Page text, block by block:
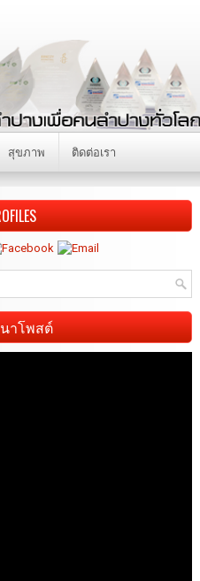
สุขภาพ ติดต่อเรา
าโพสต์